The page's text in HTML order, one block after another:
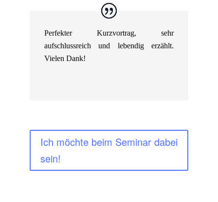
Perfekter Kurzvortrag, sehr
aufschlussreich und lebendig erzählt.
Vielen Dank!
Ich möchte beim Seminar dabei
sein!